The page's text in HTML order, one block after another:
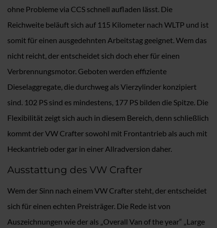
ohne Probleme via CCS schnell aufladen lässt. Die
Reichweite beläuft sich auf 115 Kilometer nach WLTP und ist
somit für einen ausgedehnten Arbeitstag geeignet. Wem das
nicht reicht, der entscheidet sich doch eher für einen
Verbrennungsmotor. Geboten werden effiziente
Dieselaggregate, die durchweg als Vierzylinder konzipiert
sind. 102 PS sind es mindestens, 177 PS bilden die Spitze. Die
Flexibilität zeigt sich auch in diesem Bereich, denn schließlich
kommt der VW Crafter sowohl mit Frontantrieb als auch mit
Heckantrieb oder gar in einer Allradversion daher.
Ausstattung des VW Crafter
Wem der Sinn nach einem VW Crafter steht, der entscheidet
sich für einen echten Preisträger. Die Rede ist von
Auszeichnungen wie der als „Overall Van of the year“ „Large